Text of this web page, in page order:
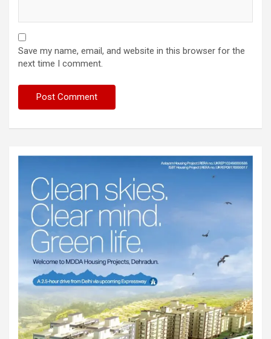
Save my name, email, and website in this browser for the
next time I comment.